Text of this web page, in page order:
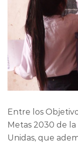
Entre los
Metas 2030 de
Unidas, que